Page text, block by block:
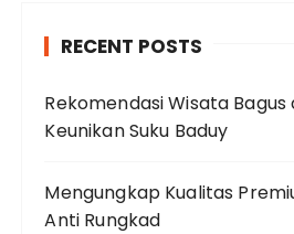
RECENT POSTS
Rekomendasi Wisata Bagus
Keunikan Suku Baduy
Mengungkap Kualitas
Anti Rungkad